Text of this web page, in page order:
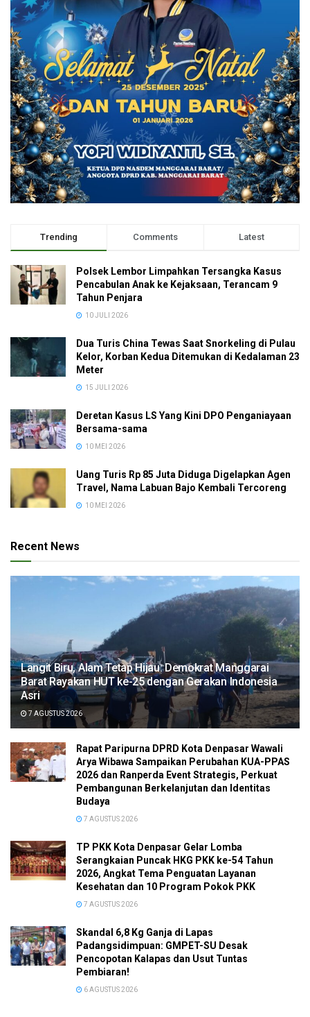
Trending Comments Latest
Polsek Lembor Limpahkan Tersangka Kasus
Pencabulan Anak ke Kejaksaan, Terancam 9
Tahun Penjara
10 JULI 2026
Dua Turis China Tewas Saat Snorkeling di Pulau
Kelor, Korban Kedua Ditemukan di Kedalaman 23
Meter
15 JULI 2026
Deretan Kasus LS Yang Kini DPO Penganiayaan
Bersama-sama
10 MEI 2026
Uang Turis Rp 85 Juta Diduga Digelapkan Agen
Travel, Nama Labuan Bajo Kembali Tercoreng
10 MEI 2026
Recent News
Langit Biru, Alam Tetap Hijau: Demokrat Manggarai
Barat Rayakan HUT ke-25 dengan Gerakan Indonesia
Asri
7 AGUSTUS 2026
Rapat Paripurna DPRD Kota Denpasar Wawali
Arya Wibawa Sampaikan Perubahan KUA-PPAS
2026 dan Ranperda Event Strategis, Perkuat
Pembangunan Berkelanjutan dan Identitas
Budaya
7 AGUSTUS 2026
TP PKK Kota Denpasar Gelar Lomba
Serangkaian Puncak HKG PKK ke-54 Tahun
2026, Angkat Tema Penguatan Layanan
Kesehatan dan 10 Program Pokok PKK
7 AGUSTUS 2026
Skandal 6,8 Kg Ganja di Lapas
Padangsidimpuan: GMPET-SU Desak
Pencopotan Kalapas dan Usut Tuntas
Pembiaran!
6 AGUSTUS 2026